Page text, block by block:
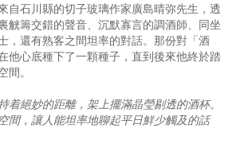
自石川縣的切子玻璃作家廣島晴弥先生，透
觥籌交錯的聲音、沉默寡言的調酒師、同坐
，還有熟客之間坦率的對話。那份對「酒
他心底種下了一顆種子，直到後來他終於踏
間。
着絕妙的距離，架上擺滿晶瑩剔透的酒杯。
間，讓人能坦率地聊起平日鮮少觸及的話